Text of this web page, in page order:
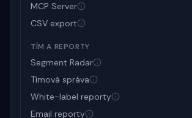
MCP Server
CSV export
TÍM A REPORTY
Segment Radar
Tímová správa
White-label reporty
Email reporty